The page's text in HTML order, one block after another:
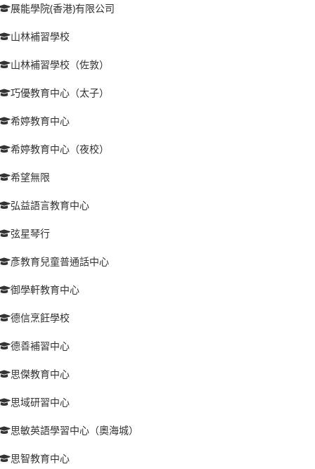
展能學院(香港)有限公司
山林補習學校
山林補習學校（佐敦）
巧優教育中心（太子）
希婷教育中心
希婷教育中心（夜校）
希望無限
弘益語言教育中心
弦星琴行
彥教育兒童普通話中心
御學軒教育中心
德信烹飪學校
德善補習中心
思傑教育中心
思域研習中心
思敏英語學習中心（奧海城）
思智教育中心